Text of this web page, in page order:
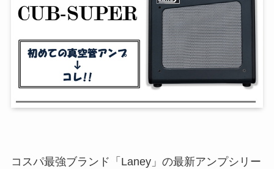
コスパ最強ブランド「Laney」の最新アンプシリー